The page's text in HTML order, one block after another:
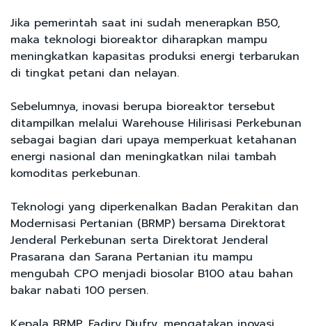
Jika pemerintah saat ini sudah menerapkan B50,
maka teknologi bioreaktor diharapkan mampu
meningkatkan kapasitas produksi energi terbarukan
di tingkat petani dan nelayan.
Sebelumnya, inovasi berupa bioreaktor tersebut
ditampilkan melalui Warehouse Hilirisasi Perkebunan
sebagai bagian dari upaya memperkuat ketahanan
energi nasional dan meningkatkan nilai tambah
komoditas perkebunan.
Teknologi yang diperkenalkan Badan Perakitan dan
Modernisasi Pertanian (BRMP) bersama Direktorat
Jenderal Perkebunan serta Direktorat Jenderal
Prasarana dan Sarana Pertanian itu mampu
mengubah CPO menjadi biosolar B100 atau bahan
bakar nabati 100 persen.